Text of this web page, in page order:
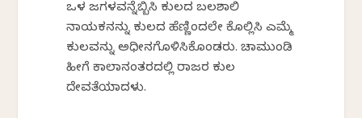
ಒಳ ಜಗಳವನ್ನೆಬ್ಬಿಸಿ ಕುಲದ ಬಲಶಾಲಿ
ನಾಯಕನನ್ನು ಕುಲದ ಹೆಣ್ಣಿಂದಲೇ ಕೊಲ್ಲಿಸಿ ಎಮ್ಮೆ
ಕುಲವನ್ನು ಅಧೀನಗೊಳಿಸಿಕೊಂಡರು. ಚಾಮುಂಡಿ
ಹೀಗೆ ಕಾಲಾನಂತರದಲ್ಲಿ ರಾಜರ ಕುಲ
ದೇವತೆಯಾದಳು.